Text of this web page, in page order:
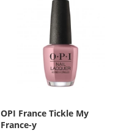
OPI France Tickle My
France-y